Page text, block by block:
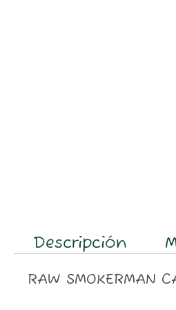
Descripción
RAW SMOKERMAN